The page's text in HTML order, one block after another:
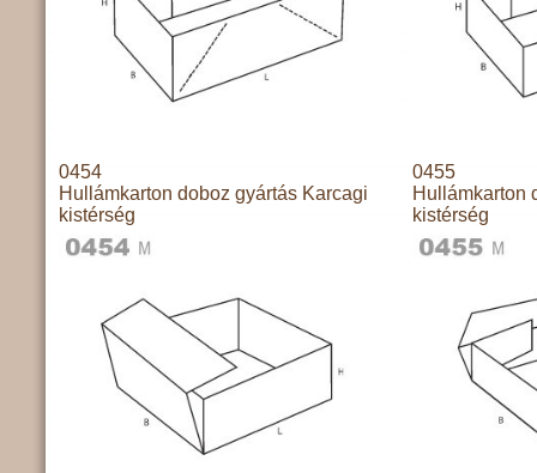
0454
Hullámkarton doboz gyártás Karcagi
kistérség
0455
Hullámkarton
kistérség